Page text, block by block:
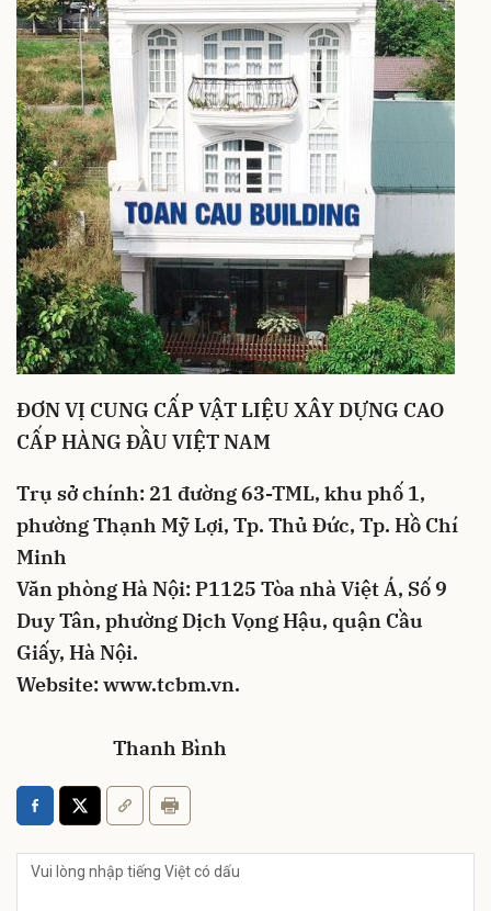
ĐƠN VỊ CUNG CẤP VẬT LIỆU XÂY DỰNG CAO
CẤP HÀNG ĐẦU VIỆT NAM
Trụ sở chính: 21 đường 63-TML, khu phố 1,
phường Thạnh Mỹ Lợi, Tp. Thủ Đức, Tp. Hồ Chí
Minh
Văn phòng Hà Nội: P1125 Tòa nhà Việt Á, Số 9
Duy Tân, phường Dịch Vọng Hậu, quận Cầu
Giấy, Hà Nội.
Website: www.tcbm.vn.
Thanh Bình